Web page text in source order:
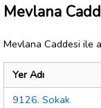
Mevlana
Mevlana Caddesi ile
Yer Adı
9126. Sokak